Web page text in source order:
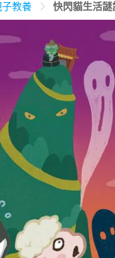
民生用品
閒 親子玩具
養 情趣用品
子教養 快閃貓生活